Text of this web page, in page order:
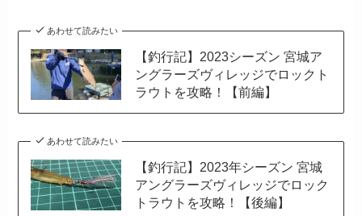
あわせて読みたい
【釣行記】2023シーズン 宮城ア
ングラーズヴィレッジでロックト
ラウトを攻略！【前編】
あわせて読みたい
【釣行記】2023年シーズン 宮城
アングラーズヴィレッジでロック
トラウトを攻略！【後編】